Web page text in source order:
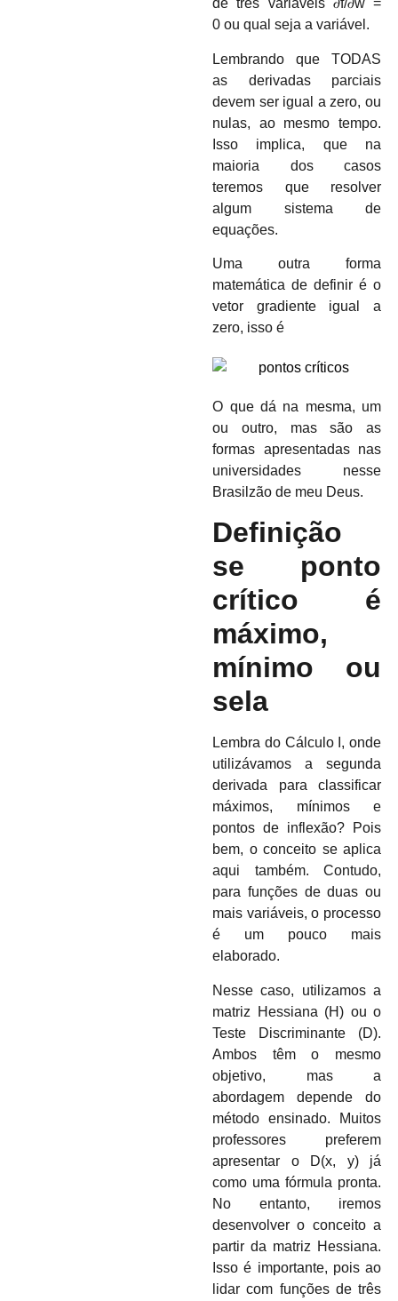
de três variáveis 𝜕f/𝜕w=
0ou qual seja a variável.
Lembrando que TODAS
as derivadas parciais
devem ser igual a zero, ou
nulas, ao mesmo tempo.
Isso implica, que na
maioria dos casos
teremos que resolver
algum sistema de
equações.
Uma outra forma
matemática de definir é o
vetor gradiente igual a
zero, isso é
O que dá na mesma, um
ou outro, mas são as
formas apresentadas nas
universidades nesse
Brasilzão de meu Deus.
Definição
se ponto
crítico é
máximo,
mínimo ou
sela
Lembra do Cálculo I, onde
utilizávamos a segunda
derivada para classificar
máximos, mínimos e
pontos de inflexão? Pois
bem, o conceito se aplica
aqui também. Contudo,
para funções de duas ou
mais variáveis, o processo
é um pouco mais
elaborado.
Nesse caso, utilizamos a
matriz Hessiana (H) ou o
Teste Discriminante (D).
Ambos têm o mesmo
objetivo, mas a
abordagem depende do
método ensinado. Muitos
professores preferem
apresentar o D(x, y) já
como uma fórmula pronta.
No entanto, iremos
desenvolver o conceito a
partir da matriz Hessiana.
Isso é importante, pois ao
lidar com funções de três